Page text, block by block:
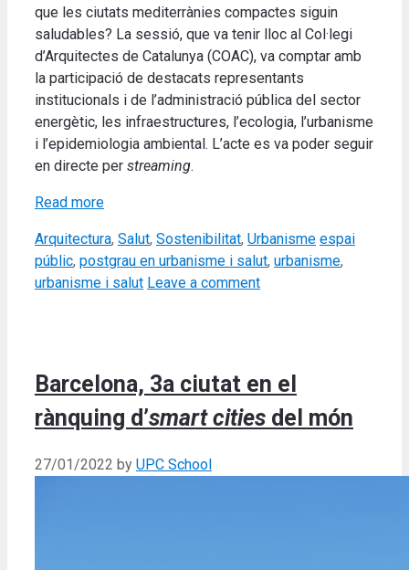
que les ciutats mediterrànies compactes siguin
saludables? La sessió, que va tenir lloc al Col·legi
d’Arquitectes de Catalunya (COAC), va comptar amb
la participació de destacats representants
institucionals i de l’administració pública del sector
energètic, les infraestructures, l’ecologia, l’urbanisme
i l’epidemiologia ambiental. L’acte es va poder seguir
en directe per streaming.
Read more
Categories
Arquitectura, Salut, Sostenibilitat, Urbanisme Tags
espai
públic, postgrau en urbanisme i salut, urbanisme,
urbanisme i salut Leave a comment
Barcelona, 3a ciutat en el
rànquing d’smart cities del món
27/01/2022 by UPC School